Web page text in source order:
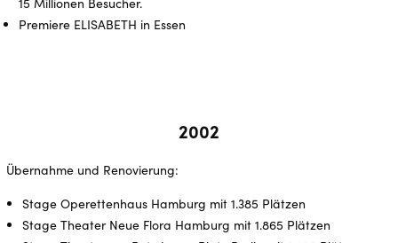
Premiere ELISABETH in Essen
2002
Übernahme und Renovierung:
Stage Operettenhaus Hamburg mit 1.385 Plätzen
Stage Theater Neue Flora Hamburg mit 1.865 Plätzen